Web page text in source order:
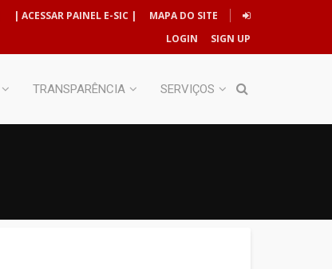
| ACESSAR PAINEL E-SIC |
MAPA DO SITE
LOGIN
SIGN UP
TRANSPARÊNCIA SERVIÇOS